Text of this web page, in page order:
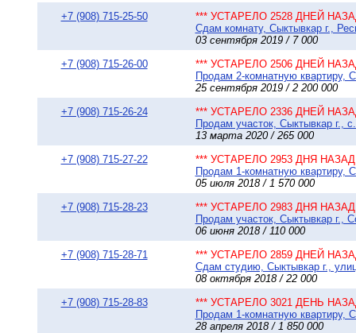
+7 (908) 715-25-50
*** УСТАРЕЛО 2528 ДНЕЙ
Сдам комнату, Сыктывкар г.,
03 сентября 2019 / 7 000
+7 (908) 715-26-00
*** УСТАРЕЛО 2506 ДНЕЙ
Продам 2-комнатную квартиру,
25 сентября 2019 / 2 200 000
+7 (908) 715-26-24
*** УСТАРЕЛО 2336 ДНЕЙ
Продам участок, Сыктывкар г.,
13 марта 2020 / 265 000
+7 (908) 715-27-22
*** УСТАРЕЛО 2953 ДНЯ НАЗАД
Продам 1-комнатную квартиру,
05 июля 2018 / 1 570 000
+7 (908) 715-28-23
*** УСТАРЕЛО 2983 ДНЯ НАЗАД
Продам участок, Сыктывкар г.,
06 июня 2018 / 110 000
+7 (908) 715-28-71
*** УСТАРЕЛО 2859 ДНЕЙ
Сдам студию, Сыктывкар г.,
08 октября 2018 / 22 000
+7 (908) 715-28-83
*** УСТАРЕЛО 3021 ДЕНЬ
Продам 1-комнатную квартиру,
28 апреля 2018 / 1 850 000